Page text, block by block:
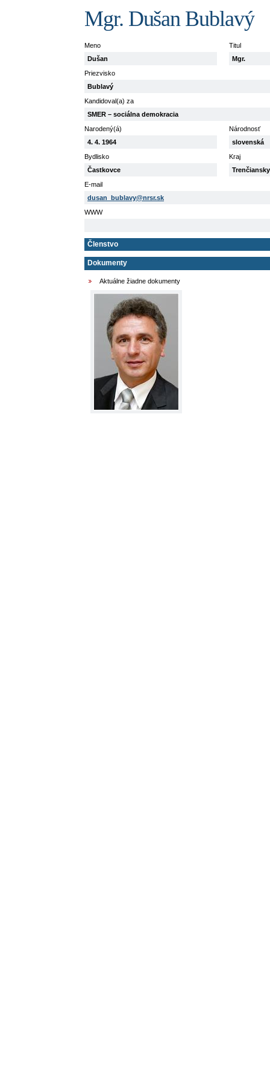
Mgr. Dušan Bublavý
Meno
Dušan
Titul
Mgr.
Priezvisko
Bublavý
Kandidoval(a) za
SMER – sociálna demokracia
Narodený(á)
4. 4. 1964
Národnosť
slovenská
Bydlisko
Častkovce
Kraj
E-mail
dusan_bublavy@nrsr.sk
WWW
Členstvo
Dokumenty
Aktuálne žiadne dokumenty